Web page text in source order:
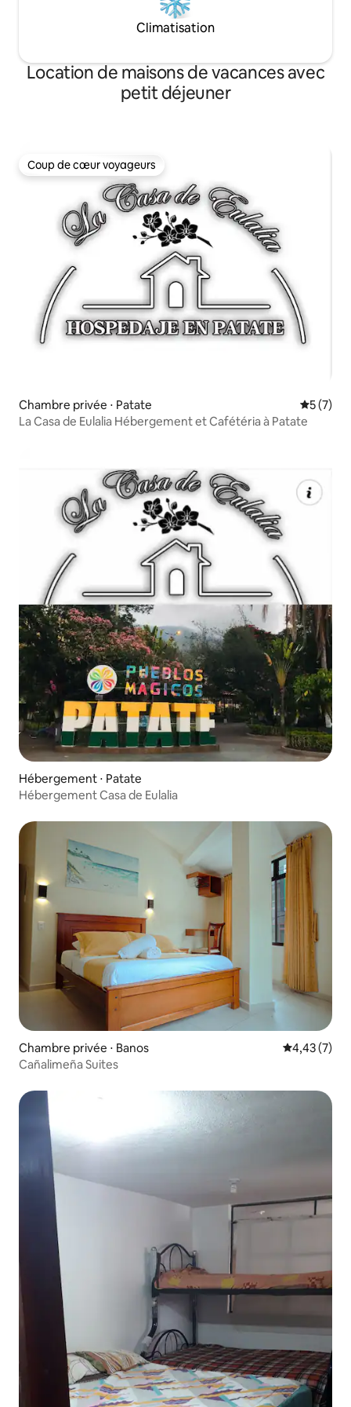
Climatisation
Location de maisons de vacances avec
petit déjeuner
Coup de cœur voyageurs
Coup de cœur voyageurs
Chambre privée ⋅ Patate
5 (7)
La Casa de Eulalia Hébergement et Cafétéria à Patate
Hébergement ⋅ Patate
Hébergement Casa de Eulalia
Chambre privée ⋅ Banos Évaluation
4,43 (7)
Cañalimeña Suites